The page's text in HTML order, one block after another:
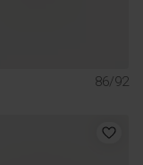
86/92